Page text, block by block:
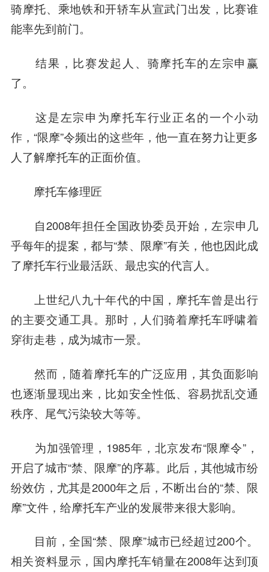
骑摩托、乘地铁和开轿车从宣武门出发，比赛谁
能率先到前门。
结果，比赛发起人、骑摩托车的左宗申赢
了。
这是左宗申为摩托车行业正名的一个小动
作，“限摩”令频出的这些年，他一直在努力让更多
人了解摩托车的正面价值。
摩托车修理匠
自2008年担任全国政协委员开始，左宗申几
乎每年的提案，都与“禁、限摩”有关， 他也因此成
了摩托车行业最活跃、最忠实的代言人。
上世纪八九十年代的中国，摩托车曾是出行
的主要交通工具。那时，人们骑着摩托车呼啸着
穿街走巷，成为城市一景。
然而，随着摩托车的广泛应用，其负面影响
也逐渐显现出来，比如安全性低、容易扰乱交通
秩序、尾气污染较大等等。
为加强管理，1985年，北京发布“限摩令”，
开启了城市“禁、限摩”的序幕。此后，其他城市纷
纷效仿，尤其是2000年之后，不断出台的“禁、限
摩”文件，给摩托车产业的发展带来很大影响。
目前，全国“禁、限摩”城市已经超过200个。
相关资料显示，国内摩托车销量在2008年达到顶